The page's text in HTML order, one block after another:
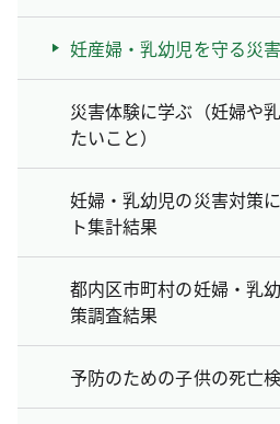
妊産婦・乳幼児を守る災
災害体験に学ぶ（妊婦や
たいこと）
妊婦・乳幼児の災害対策
ト集計結果
都内区市町村の妊婦・乳
策調査結果
予防のための子供の死亡検